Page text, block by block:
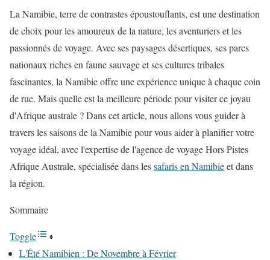
La Namibie, terre de contrastes époustouflants, est une destination
de choix pour les amoureux de la nature, les aventuriers et les
passionnés de voyage. Avec ses paysages désertiques, ses parcs
nationaux riches en faune sauvage et ses cultures tribales
fascinantes, la Namibie offre une expérience unique à chaque coin
de rue. Mais quelle est la meilleure période pour visiter ce joyau
d'Afrique australe ? Dans cet article, nous allons vous guider à
travers les saisons de la Namibie pour vous aider à planifier votre
voyage idéal, avec l'expertise de l'agence de voyage Hors Pistes
Afrique Australe, spécialisée dans lessafaris en Namibieet dans
la région.
Sommaire
Toggle
L'Été Namibien : De Novembre à Février